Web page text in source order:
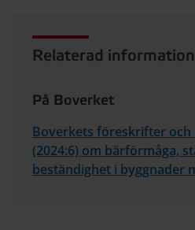
Relaterad information
På Boverket
Boverkets föreskrifter och
(2024:6) om bärförmåga,
beständighet i byggnader